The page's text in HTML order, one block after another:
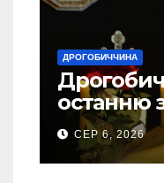
ДРОГОБИЧЧИНА
останню
свого
СЕР 6, 2026